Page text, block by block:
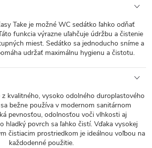
Take je možné WC sedátko ľahko odňať
funkcia výrazne uľahčuje údržbu a čistenie
miest. Sedátko sa jednoducho sníme a
udržať maximálnu hygienu a čistotu.
kvalitného, ​​vysoko odolného duroplastového
bežne používa v modernom sanitárnom
pevnosťou, odolnosťou voči vlhkosti aj
hladký povrch sa ľahko čistí. Vďaka vysokej
čistiacim prostriedkom je ideálnou voľbou na
každodenné použitie.